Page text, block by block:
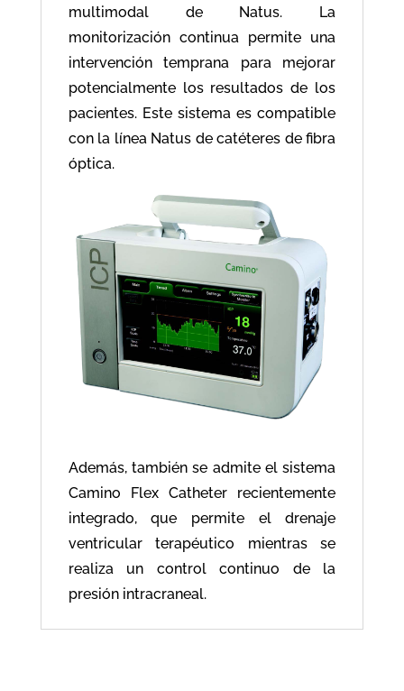
multimodal de Natus. La
monitorización continua permite una
intervención temprana para mejorar
potencialmente los resultados de los
pacientes. Este sistema es compatible
con la línea Natus de catéteres de fibra
óptica.
Además, también se admite el sistema
Camino Flex Catheter recientemente
integrado, que permite el drenaje
ventricular terapéutico mientras se
realiza un control continuo de la
presión intracraneal.